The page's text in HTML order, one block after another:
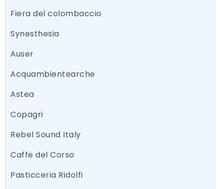
Fiera del colombaccio
Synesthesia
Auser
Acquambientearche
Astea
Copagri
Rebel Sound Italy
Caffe del Corso
Pasticceria Ridolfi